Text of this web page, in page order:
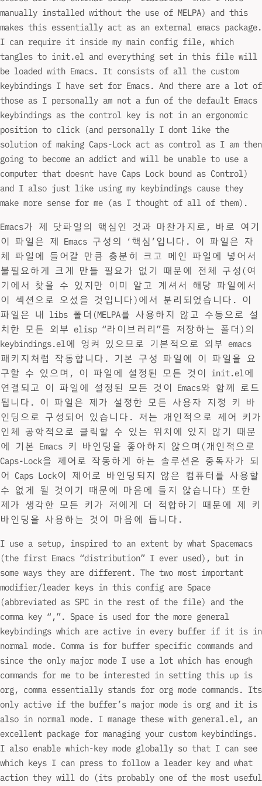
manually installed without the use of MELPA) and this
makes this essentially act as an external emacs package.
I can require it inside my main config file, which
tangles to init.el and everything set in this file will
be loaded with Emacs. It consists of all the custom
keybindings I have set for Emacs. And there are a lot of
those as I personally am not a fun of the default Emacs
keybindings as the control key is not in an ergonomic
position to click (and personally I dont like the
solution of making Caps-Lock act as control as I am then
going to become an addict and will be unable to use a
computer that doesnt have Caps Lock bound as Control)
and I also just like using my keybindings cause they
make more sense for me (as I thought of all of them).
Emacs가 제 닷파일의 핵심인 것과 마찬가지로, 바로 여기
이 파일은 제 Emacs 구성의 ‘핵심’입니다. 이 파일은 자
체 파일에 들어갈 만큼 충분히 크고 메인 파일에 넣어서
불필요하게 크게 만들 필요가 없기 때문에 전체 구성(여
기에서 찾을 수 있지만 이미 알고 계셔서 해당 파일에서
이 섹션으로 오셨을 것입니다)에서 분리되었습니다. 이
파일은 내 libs 폴더(MELPA를 사용하지 않고 수동으로 설
치한 모든 외부 elisp “라이브러리”를 저장하는 폴더)의
keybindings.el에 엉켜 있으므로 기본적으로 외부 emacs
패키지처럼 작동합니다. 기본 구성 파일에 이 파일을 요
구할 수 있으며, 이 파일에 설정된 모든 것이 init.el에
연결되고 이 파일에 설정된 모든 것이 Emacs와 함께 로드
됩니다. 이 파일은 제가 설정한 모든 사용자 지정 키 바
인딩으로 구성되어 있습니다. 저는 개인적으로 제어 키가
인체 공학적으로 클릭할 수 있는 위치에 있지 않기 때문
에 기본 Emacs 키 바인딩을 좋아하지 않으며(개인적으로
Caps-Lock을 제어로 작동하게 하는 솔루션은 중독자가 되
어 Caps Lock이 제어로 바인딩되지 않은 컴퓨터를 사용할
수 없게 될 것이기 때문에 마음에 들지 않습니다) 또한
제가 생각한 모든 키가 저에게 더 적합하기 때문에 제 키
바인딩을 사용하는 것이 마음에 듭니다.
I use a setup, inspired to an extent by what Spacemacs
(the first Emacs “distribution” I ever used), but in
some ways they are different. The two most important
modifier/leader keys in this config are Space
(abbreviated as SPC in the rest of the file) and the
comma key “,”. Space is used for the more general
keybindings which are active in every buffer if it is in
normal mode. Comma is for buffer specific commands and
since the only major mode I use a lot which has enough
commands for me to be interested in setting this up is
org, comma essentially stands for org mode commands. Its
only active if the buffer’s major mode is org and it is
also in normal mode. I manage these with general.el, an
excellent package for managing your custom keybindings.
I also enable which-key mode globally so that I can see
which keys I can press to follow a leader key and what
action they will do (its probably one of the most useful